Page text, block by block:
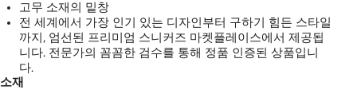
고무 소재의 밑창
전 세계에서 가장 인기 있는 디자인부터 구하기 힘든 스타일
까지, 엄선된 프리미엄 스니커즈 마켓플레이스에서 제공됩
니다. 전문가의 꼼꼼한 검수를 통해 정품 인증된 상품입니
다.
소재